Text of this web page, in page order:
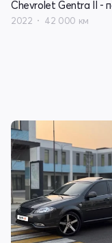
2022 42 000 км